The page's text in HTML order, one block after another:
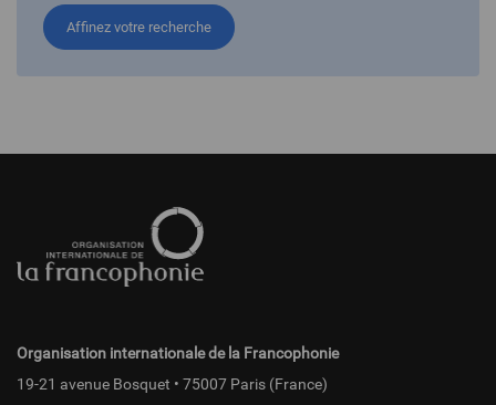
Affinez votre recherche
page
Organisation internationale de la Francophonie
19-21 avenue Bosquet • 75007 Paris (France)